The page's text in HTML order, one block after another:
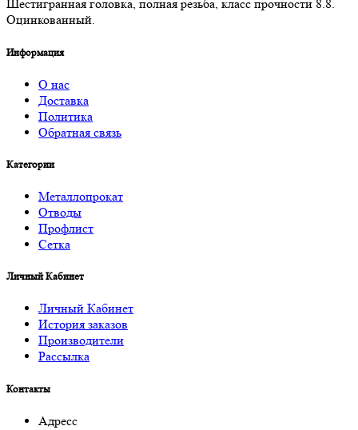
Шестигранная головка, полная резьба, класс прочности 8.8.
Оцинкованный.
Информация
О нас
Доставка
Политика
Обратная связь
Категории
Металлопрокат
Отводы
Профлист
Сетка
Личный Кабинет
Личный Кабинет
История заказов
Производители
Рассылка
Контакты
Адресс